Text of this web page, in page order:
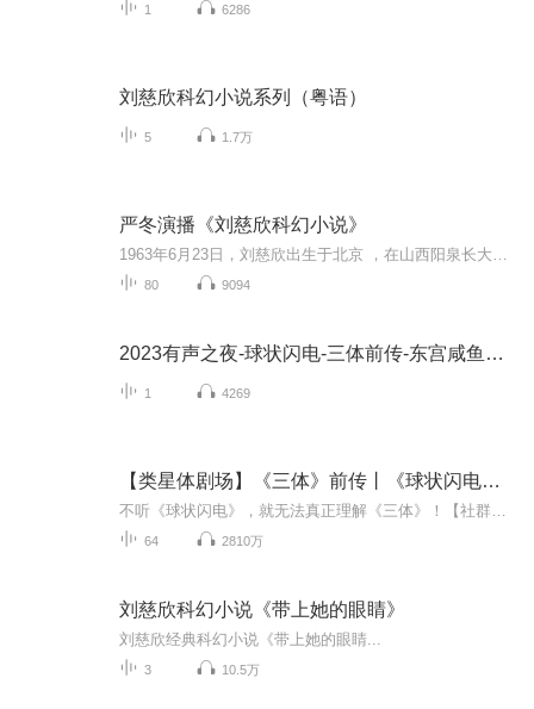
1 6286
刘慈欣科幻小说系列（粤语）
5 1.7万
严冬演播《刘慈欣科幻小说》
80 9094
2023有声之夜-球状闪电-三体前传-东宫咸鱼小队
1 4269
【类星体剧场】《三体》前传丨《球状闪电》多人有声剧
64 2810万
刘慈欣科幻小说《带上她的眼睛》
刘慈欣经典科幻小说《带上她的眼睛...
3 10.5万